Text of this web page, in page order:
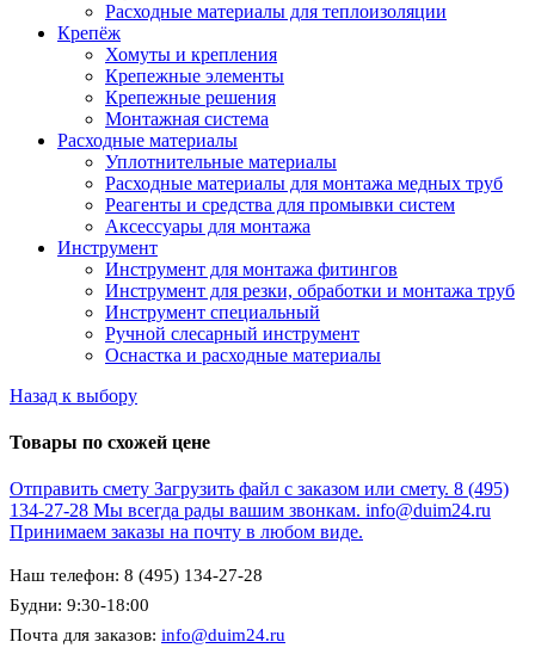
Расходные материалы для теплоизоляции
Крепёж
Хомуты и крепления
Крепежные элементы
Крепежные решения
Монтажная система
Расходные материалы
Уплотнительные материалы
Расходные материалы для монтажа медных труб
Реагенты и средства для промывки систем
Аксессуары для монтажа
Инструмент
Инструмент для монтажа фитингов
Инструмент для резки, обработки и монтажа труб
Инструмент специальный
Ручной слесарный инструмент
Оснастка и расходные материалы
Назад к выбору
Товары по схожей цене
Отправить смету Загрузить файл с заказом или смету. 8 (495)
134-27-28 Мы всегда рады вашим звонкам. info@duim24.ru
Принимаем заказы на почту в любом виде.
Наш телефон: 8 (495) 134-27-28
Будни: 9:30-18:00
Почта для заказов: info@duim24.ru